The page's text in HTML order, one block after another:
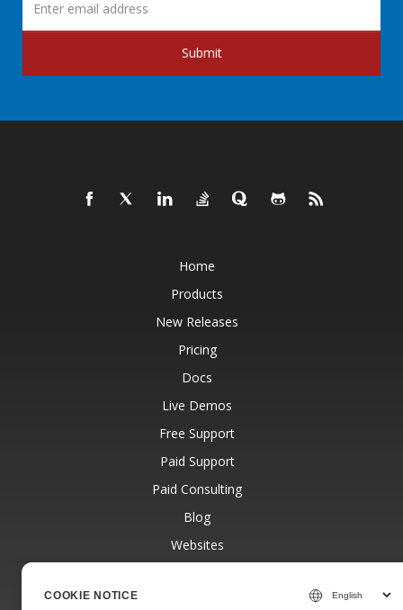
Submit
Home
Products
New Releases
Pricing
Docs
Live Demos
Free Support
Paid Support
Paid Consulting
Blog
Websites
COOKIE NOTICE